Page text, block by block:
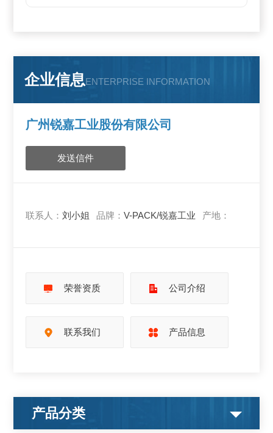
企业信息ENTERPRISE INFORMATION
广州锐嘉工业股份有限公司
发送信件
联系人：刘小姐 品牌：V-PACK/锐嘉工业 产地：
荣誉资质 公司介绍
联系我们 产品信息
产品分类